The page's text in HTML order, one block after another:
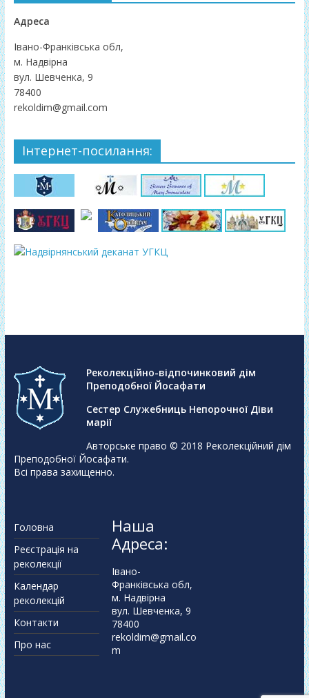
Адреса
Івано-Франківська обл,
м. Надвірна
вул. Шевченка, 9
78400
rekoldim@gmail.com
Інтернет-посилання:
Реколекційно-відпочинковий дім
Преподобної Йосафати
Сестер Служебниць Непорочної Діви
марії
Авторське право © 2018 Реколекційний дім
Преподобної Йосафати.
Всі права захищенно.
Головна
Реєстрація на
реколекції
Календар
реколекцій
Контакти
Про нас
Наша
Адреса:
Івано-
Франківська обл,
м. Надвірна
вул. Шевченка, 9
78400
rekoldim@gmail.co
m